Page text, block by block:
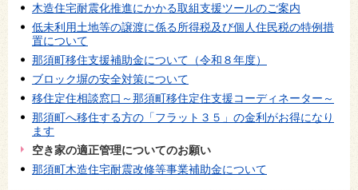
木造住宅耐震化推進にかかる取組支援ツールのご案内
低未利用土地等の譲渡に係る所得税及び個人住民税の特例措
置について
那須町移住支援補助金について（令和８年度）
ブロック塀の安全対策について
移住定住相談窓口～那須町移住定住支援コーディネーター～
那須町へ移住する方の「フラット３５」の金利がお得になり
ます
空き家の適正管理についてのお願い
那須町木造住宅耐震改修等事業補助金について